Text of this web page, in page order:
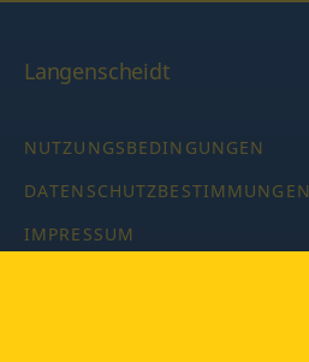
Langenscheidt
NUTZUNGSBEDINGUNGEN
DATENSCHUTZBESTIMMUNGEN
IMPRESSUM